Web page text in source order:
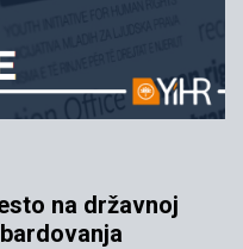
na državnoj